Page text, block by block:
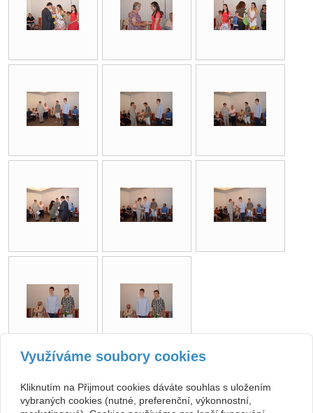
Využíváme soubory cookies
Kliknutím na Přijmout cookies dáváte souhlas s uložením
vybraných cookies (nutné, preferenční, výkonnostní,